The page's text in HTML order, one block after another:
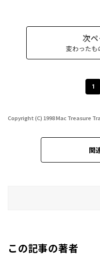
次
変わったも
1
Copyright (C) 1998 Mac Treasure
関
この記事の著者